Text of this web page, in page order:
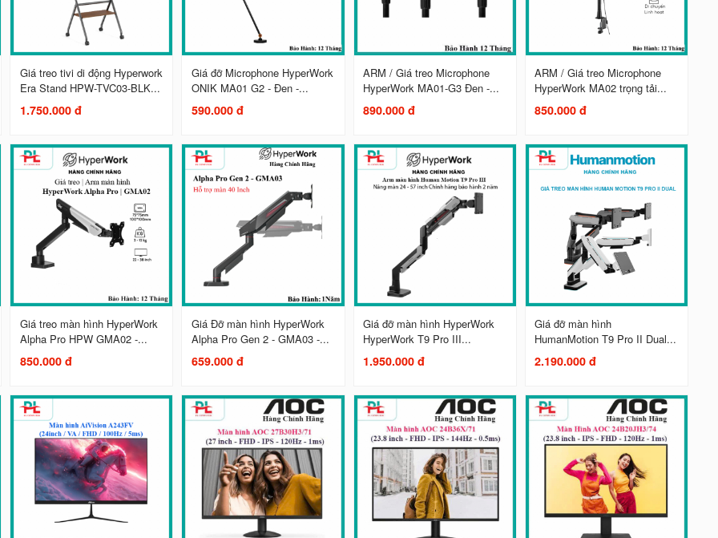
Giá treo tivi di động Hyperwork
Era Stand HPW-TVC03-BLK...
1.750.000 đ
Giá đỡ Microphone HyperWork
ONIK MA01 G2 - Đen -...
590.000 đ
ARM / Giá treo Microphone
HyperWork MA01-G3 Đen -...
890.000 đ
ARM / Giá treo Microphone
HyperWork MA02 trọng tải...
850.000 đ
Giá treo màn hình HyperWork
Alpha Pro HPW GMA02 -...
850.000 đ
Giá Đỡ màn hình HyperWork
Alpha Pro Gen 2 - GMA03 -...
659.000 đ
Giá đỡ màn hình HyperWork
HyperWork T9 Pro III...
1.950.000 đ
Giá đỡ màn hình
HumanMotion T9 Pro II Dual...
2.190.000 đ